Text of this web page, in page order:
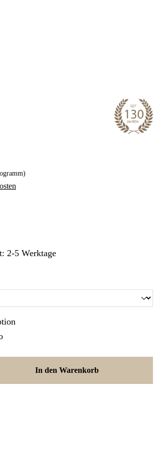
4.98 von 5 Sternen
2-5 Werktage
In den Warenkorb